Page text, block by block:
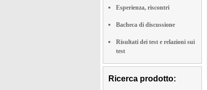
Esperienza, riscontri
Bacheca di discussione
Risultati dei test e relazioni sui
test
Ricerca prodotto: